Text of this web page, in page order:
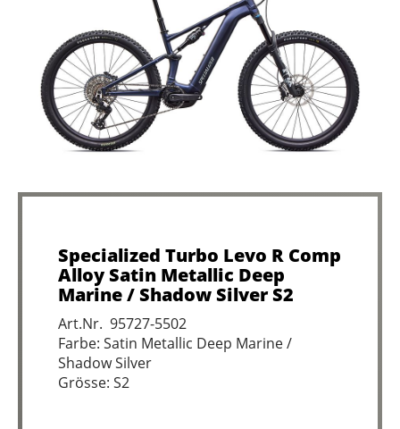
Specialized Turbo Levo R Comp
Alloy Satin Metallic Deep
Marine / Shadow Silver S2
Art.Nr. 95727-5502
Farbe: Satin Metallic Deep Marine /
Shadow Silver
Grösse: S2